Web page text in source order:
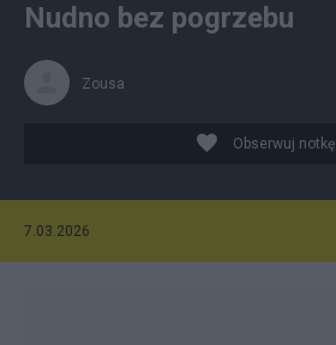
Nudno bez pogrzebu
Zousa
Obserwuj notkę
7.03.2026